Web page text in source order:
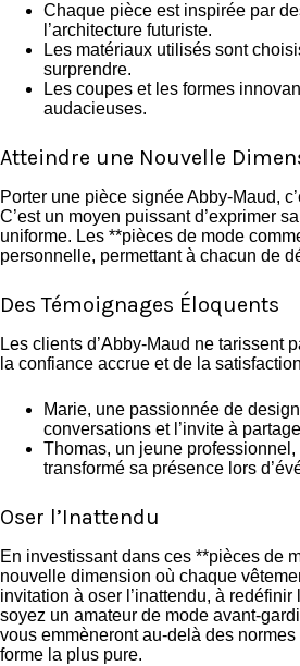
Chaque pièce est inspirée par
l’architecture futuriste.
Les matériaux utilisés sont
surprendre.
Les coupes et les formes
audacieuses.
Atteindre une Nouvelle
Porter une pièce signée Abby-Maud,
C’est un moyen puissant d’exprimer
uniforme. Les **pièces de mode
personnelle, permettant à chacun de
Des Témoignages Éloquents
Les clients d’Abby-Maud ne tarissent
la confiance accrue et de la
Marie, une passionnée de
conversations et l’invite à
Thomas, un jeune
transformé sa présence lors
Oser l’Inattendu
En investissant dans ces **pièces de
nouvelle dimension où chaque
invitation à oser l’inattendu, à
soyez un amateur de mode avant-
vous emmèneront au-delà des
forme la plus pure.